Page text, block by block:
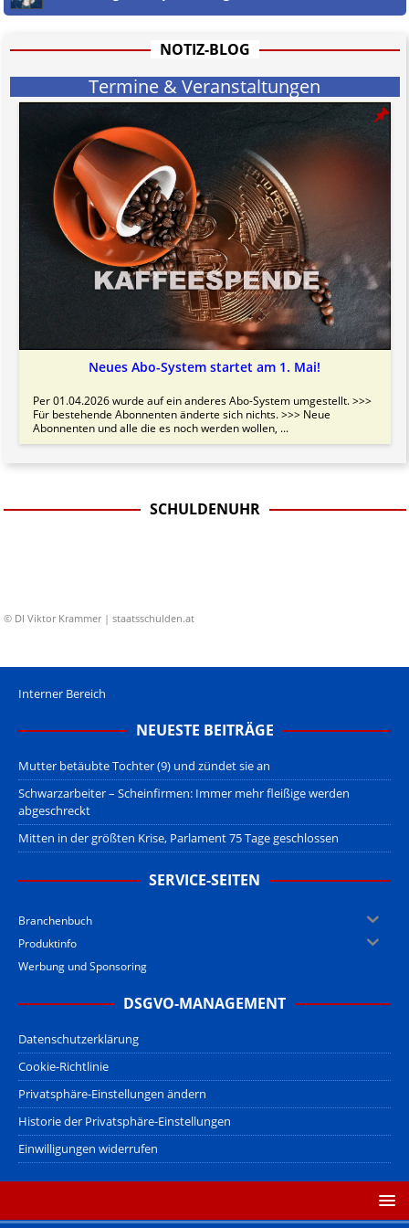
hat aufgrund der nicht Vertrags-gebundenen Wirksamkeit hpts.
Bitte beachten Sie in dem Zusammenhang auch unsereAGB.
NOTIZ-BLOG
Termine & Veranstaltungen
Neues Abo-System startet am 1. Mai!
Per 01.04.2026 wurde auf ein anderes Abo-System umgestellt. >>>
Für bestehende Abonnenten änderte sich nichts. >>> Neue
Abonnenten und alle die es noch werden wollen, ...
SCHULDENUHR
© DI Viktor Krammer | staatsschulden.at
Interner Bereich
NEUESTE BEITRÄGE
Mutter betäubte Tochter (9) und zündet sie an
Schwarzarbeiter – Scheinfirmen: Immer mehr fleißige werden
abgeschreckt
Mitten in der größten Krise, Parlament 75 Tage geschlossen
SERVICE-SEITEN
Branchenbuch
Produktinfo
Werbung und Sponsoring
DSGVO-MANAGEMENT
Datenschutzerklärung
Cookie-Richtlinie
Privatsphäre-Einstellungen ändern
Historie der Privatsphäre-Einstellungen
Einwilligungen widerrufen